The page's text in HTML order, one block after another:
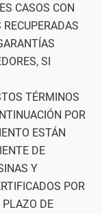
CASOS CON
SI
TÉRMINOS
POR
ESTÁN
DE
Y
POR
PLAZO DE